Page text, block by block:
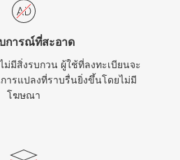
การณ์ที่สะอาด
มีสิ่งรบกวน ผู้ใช้ที่ลงทะเบียนจะ
ารแปลงที่ราบรื่นยิ่งขึ้นโดยไม่มี
โฆษณา